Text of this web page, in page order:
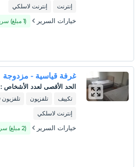
1 الطفل (الأطفال) الذين تقل أعمارهم عن 8 مجانيون لكل غرفة
إنترنت
إنترنت لاسلكي
خيارات السرير (1 مبلغ) سرير مفرد
غرفة قياسية - مزدوجة
الحد الأقصى لعدد الأشخاص :
تكييف تلفزيون تلفزيون LED
إنترنت لاسلكي
خيارات السرير (2 مبلغ) سرير مفرد